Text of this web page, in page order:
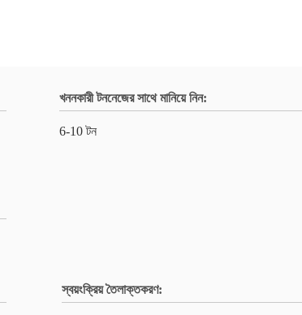
খননকারী টননেজের সাথে মানিয়ে নিন:
6-10 টন
স্বয়ংক্রিয় তৈলাক্তকরণ: